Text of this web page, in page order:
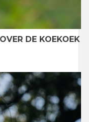
DE KOEKOEK